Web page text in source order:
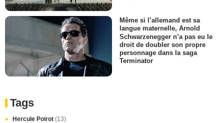
Même si l’allemand est sa
langue maternelle, Arnold
Schwarzenegger n’a pas eu le
droit de doubler son propre
personnage dans la saga
Terminator
Tags
Hercule Poirot (13)